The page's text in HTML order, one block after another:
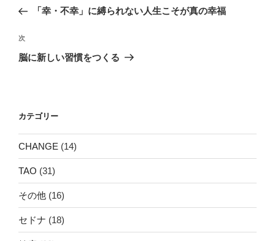
ナ
ビ
ゲ
ン
の
稿
「幸・不幸」に縛られない人生こそが真の幸福
次
の
次
脳に新しい習慣をつくる
カテゴリー
CHANGE (14)
TAO (31)
その他 (16)
セドナ (18)